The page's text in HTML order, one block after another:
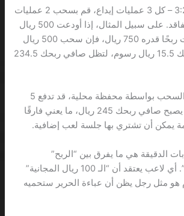
الرقم السحري هو 3:2 – كل 3 عمليات إيداع، قم بسحب 2 عمليات
على الأقل لتقليل الفاقد. على سبيل المثال، إذا أودعت 500 ريال
على 22Bet، وحققت ربحًا قدره 750 ريال، فإن سحب 500 ريال
عبر PayPal سيتكلفك 15.5 ريال رسوم، لتظل صافي ربحك 234.5
لكن إذا انتقلت إلى السحب بواسطة محفظة محلية، قد تدفع 5
ريال فقط، وبالتالي يصبح صافي ربحك 245 ريال، ما يعني فارقًا
الدقيقة هي ما يفرق بين “الربح”
و“الخسارة المدمرة”. أي لاعب يعتقد أن “الـ 100 ريال المجانية”
مثل رجل يظن أن عباءة الحرير ستحميه